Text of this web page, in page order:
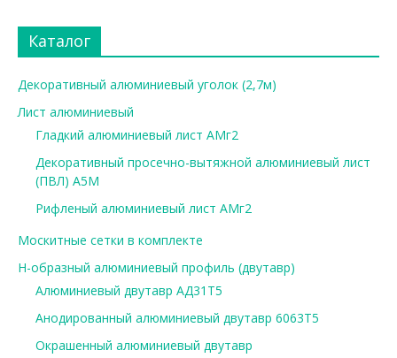
Каталог
Декоративный алюминиевый уголок (2,7м)
Лист алюминиевый
Гладкий алюминиевый лист АМг2
Декоративный просечно-вытяжной алюминиевый лист
(ПВЛ) А5М
Рифленый алюминиевый лист АМг2
Москитные сетки в комплекте
Н-образный алюминиевый профиль (двутавр)
Алюминиевый двутавр АД31Т5
Анодированный алюминиевый двутавр 6063Т5
Окрашенный алюминиевый двутавр